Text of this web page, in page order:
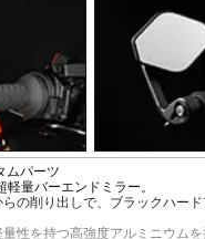
ムパーツ
量バーエンドミラー。
の削り出しで、ブラックハー
性を持つ高強度アルミニウム